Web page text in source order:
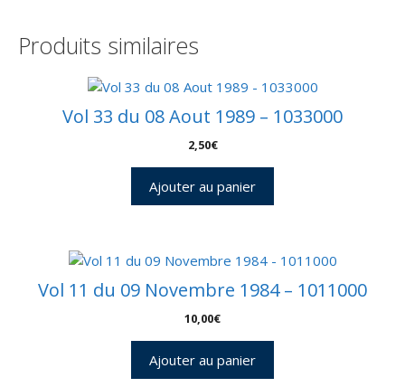
Arianespace
C
53
Produits similaires
Vol 33 du 08 Aout 1989 – 1033000
2,50€
Ajouter au panier
Vol 11 du 09 Novembre 1984 – 1011000
10,00€
Ajouter au panier